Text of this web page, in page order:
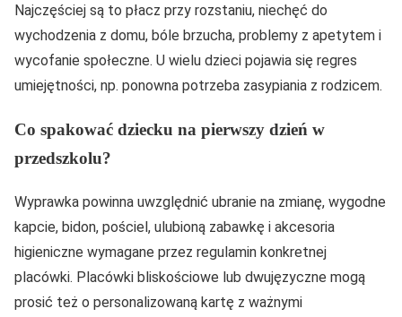
Najczęściej są to płacz przy rozstaniu, niechęć do
wychodzenia z domu, bóle brzucha, problemy z apetytem i
wycofanie społeczne. U wielu dzieci pojawia się regres
umiejętności, np. ponowna potrzeba zasypiania z rodzicem.
Co spakować dziecku na pierwszy dzień w
przedszkolu?
Wyprawka powinna uwzględnić ubranie na zmianę, wygodne
kapcie, bidon, pościel, ulubioną zabawkę i akcesoria
higieniczne wymagane przez regulamin konkretnej
placówki. Placówki bliskościowe lub dwujęzyczne mogą
prosić też o personalizowaną kartę z ważnymi